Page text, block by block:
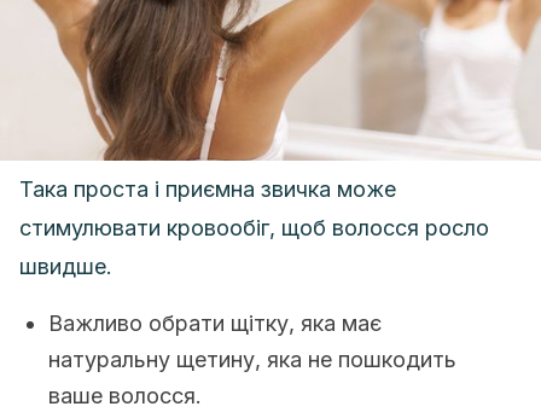
Така проста і приємна звичка може
стимулювати кровообіг, щоб волосся росло
швидше.
Важливо обрати щітку, яка має
натуральну щетину, яка не пошкодить
ваше волосся.